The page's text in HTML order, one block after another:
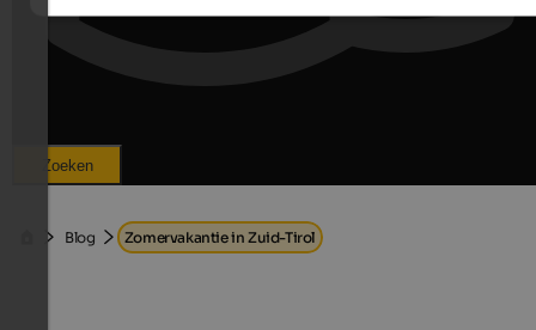
Zoeken
Blog Zomervakantie in Zuid-Tirol